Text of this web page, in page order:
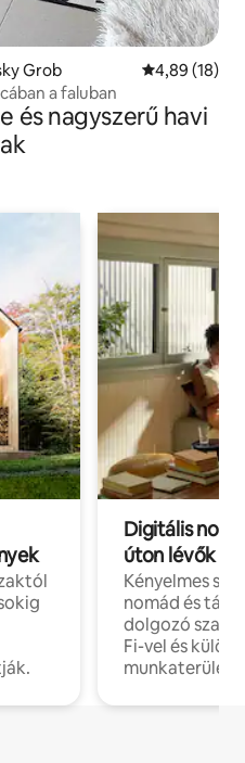
Grob Átlagos
4,89 (18)
a faluban
és nagyszerű havi
Digitális
úton lévők
Kényelmes
nomád és
dolgozó
Fi-vel és külön